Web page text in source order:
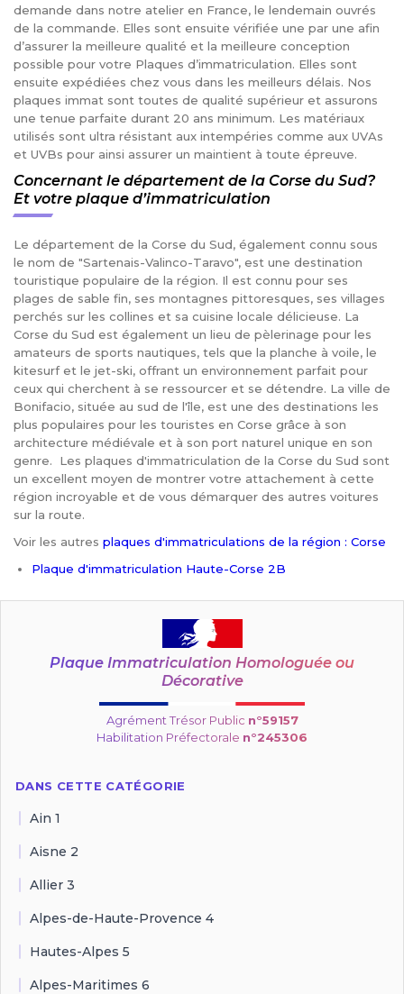
demande dans notre atelier en France, le lendemain ouvrés
de la commande. Elles sont ensuite vérifiée une par une afin
d’assurer la meilleure qualité et la meilleure conception
possible pour votre Plaques d’immatriculation. Elles sont
ensuite expédiées chez vous dans les meilleurs délais. Nos
plaques immat sont toutes de qualité supérieur et assurons
une tenue parfaite durant 20 ans minimum. Les matériaux
utilisés sont ultra résistant aux intempéries comme aux UVAs
et UVBs pour ainsi assurer un maintient à toute épreuve.
Concernant le département de la Corse du Sud?
Et votre plaque d’immatriculation
Le département de la Corse du Sud, également connu sous
le nom de "Sartenais-Valinco-Taravo", est une destination
touristique populaire de la région. Il est connu pour ses
plages de sable fin, ses montagnes pittoresques, ses villages
perchés sur les collines et sa cuisine locale délicieuse. La
Corse du Sud est également un lieu de pèlerinage pour les
amateurs de sports nautiques, tels que la planche à voile, le
kitesurf et le jet-ski, offrant un environnement parfait pour
ceux qui cherchent à se ressourcer et se détendre. La ville de
Bonifacio, située au sud de l'île, est une des destinations les
plus populaires pour les touristes en Corse grâce à son
architecture médiévale et à son port naturel unique en son
genre. Les plaques d'immatriculation de la Corse du Sud sont
un excellent moyen de montrer votre attachement à cette
région incroyable et de vous démarquer des autres voitures
sur la route.
Voir les autres plaques d'immatriculations de la région : Corse
Plaque d'immatriculation Haute-Corse 2B
Plaque Immatriculation Homologuée ou
Décorative
Agrément Trésor Public n°59157
Habilitation Préfectorale n°245306
DANS CETTE CATÉGORIE
Ain 1
Aisne 2
Allier 3
Alpes-de-Haute-Provence 4
Hautes-Alpes 5
Alpes-Maritimes 6